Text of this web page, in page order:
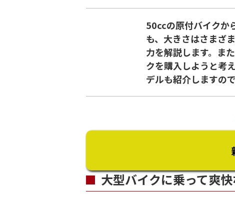
50ccの原付バイクか
も、大きさはさまざ
力を解説します。ま
クを購入しようと考
デルも紹介しますの
大型バイクに乗って爽